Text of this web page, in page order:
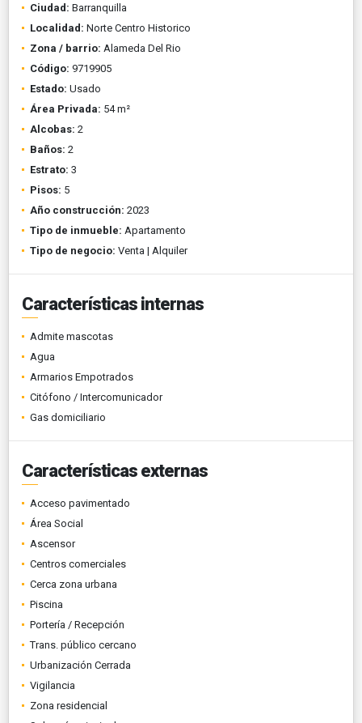
Ciudad: Barranquilla
Localidad: Norte Centro Historico
Zona / barrio: Alameda Del Rio
Código: 9719905
Estado: Usado
Área Privada: 54 m²
Alcobas: 2
Baños: 2
Estrato: 3
Pisos: 5
Año construcción: 2023
Tipo de inmueble: Apartamento
Tipo de negocio: Venta | Alquiler
Características internas
Admite mascotas
Agua
Armarios Empotrados
Citófono / Intercomunicador
Gas domiciliario
Características externas
Acceso pavimentado
Área Social
Ascensor
Centros comerciales
Cerca zona urbana
Piscina
Portería / Recepción
Trans. público cercano
Urbanización Cerrada
Vigilancia
Zona residencial